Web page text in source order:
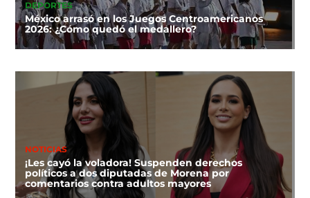
DEPORTES
México arrasó en los Juegos Centroamericanos
2026: ¿Cómo quedó el medallero?
NOTICIAS
¡Les cayó la voladora! Suspenden derechos
políticos a dos diputadas de Morena por
comentarios contra adultos mayores